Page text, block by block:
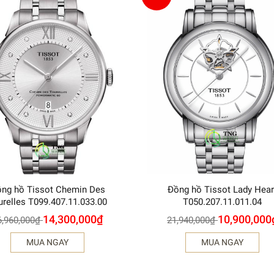
hồ Tissot Chemin Des
T099.407.11.033.00
₫ 14,300,000₫
MUA NGAY
Đồng hồ Tissot Lady
T050.207.11.011.04
21,940,000₫ 10,900,000
MUA NGAY